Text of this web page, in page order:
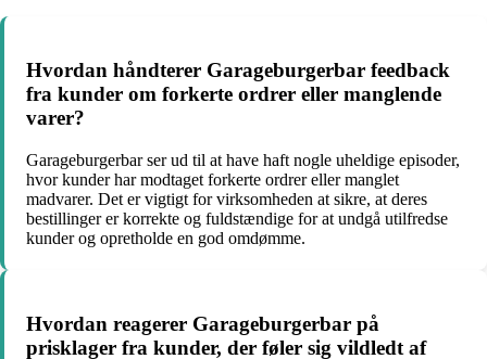
Hvordan håndterer Garageburgerbar feedback
fra kunder om forkerte ordrer eller manglende
varer?
Garageburgerbar ser ud til at have haft nogle uheldige episoder,
hvor kunder har modtaget forkerte ordrer eller manglet
madvarer. Det er vigtigt for virksomheden at sikre, at deres
bestillinger er korrekte og fuldstændige for at undgå utilfredse
kunder og opretholde en god omdømme.
Hvordan reagerer Garageburgerbar på
prisklager fra kunder, der føler sig vildledt af